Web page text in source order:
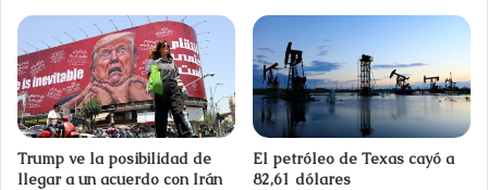
Trump ve la posibilidad de
llegar a un acuerdo con Irán
El petróleo de Texas cayó a
82,61 dólares